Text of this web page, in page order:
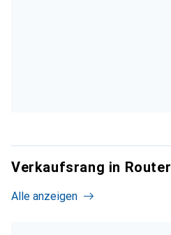
Verkaufsrang in Router
Alle anzeigen